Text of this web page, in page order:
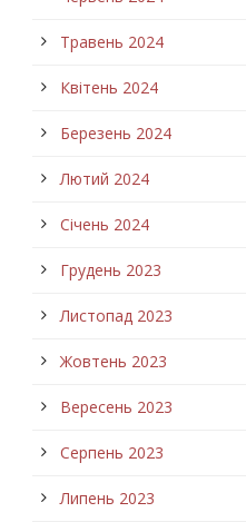
Травень 2024
Квітень 2024
Березень 2024
Лютий 2024
Січень 2024
Грудень 2023
Листопад 2023
Жовтень 2023
Вересень 2023
Серпень 2023
Липень 2023